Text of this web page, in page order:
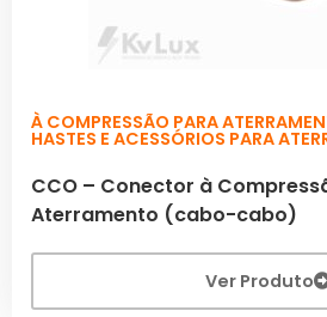
À COMPRESSÃO PARA
HASTES E ACESSÓRIOS PARA
CCO – Conector à
Aterramento (cabo-cabo)
Ver Produto